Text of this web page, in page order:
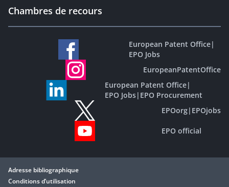
Chambres de recours
European Patent Office|
EPO Jobs
EuropeanPatentOffice
European Patent Office|
EPO Jobs| EPO Procurement
EPOorg| EPOjobs
EPO official
Adresse bibliographique
Conditions d’utilisation